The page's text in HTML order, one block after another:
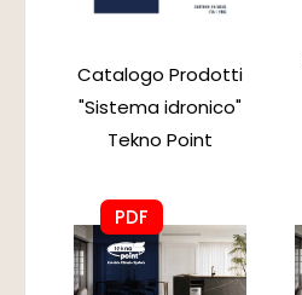
Catalogo Prodotti
"Sistema idronico"
Tekno Point
PDF